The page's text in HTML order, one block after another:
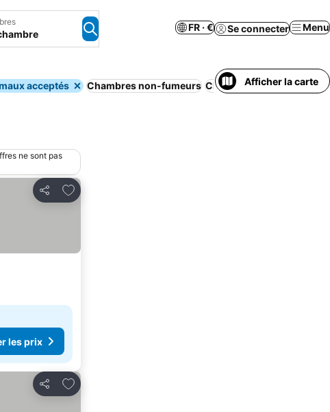
FR · € Se connecter Menu
acceptés Chambres non-fumeurs Climatisation Piscine
Afficher la carte
ne sont pas
Partager
Ajouter à mes favoris
les prix
Partager
Ajouter à mes favoris